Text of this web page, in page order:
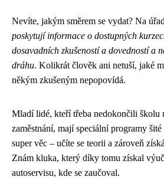
Nevíte, jakým směrem se vydat? Na
poskytují informace o dostupných
dosavadních zkušeností a dovedností a
dráhu. Kolikrát člověk ani netuší, jaké
někým zkušeným nepopovídá.
Mladí lidé, kteří třeba nedokončili školu
zaměstnání, mají speciální programy
super věc – učíte se teorii a zároveň
Znám kluka, který díky tomu získal
autoservisu, kde se zaučoval.